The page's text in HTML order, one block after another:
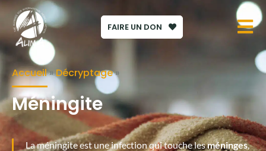
FAIRE UN DON
Accueil»Décryptage»
Méningite
La méningite est une infection qui touche lesméninges,